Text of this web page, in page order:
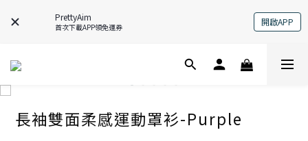
PrettyAim
首次下載APP領免運券 開啟APP
長袖雙面柔感運動罩衫-Purple